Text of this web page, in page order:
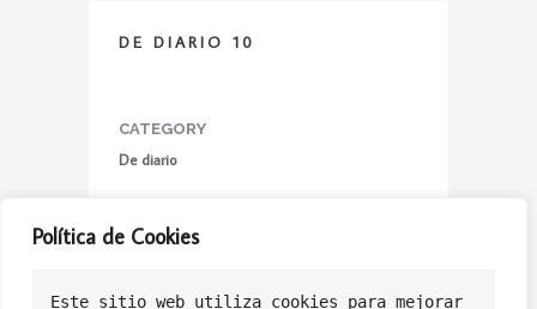
Política de Cookies
Este sitio web utiliza cookies para mejorar
DE DIARIO 10
CATEGORY
De diario